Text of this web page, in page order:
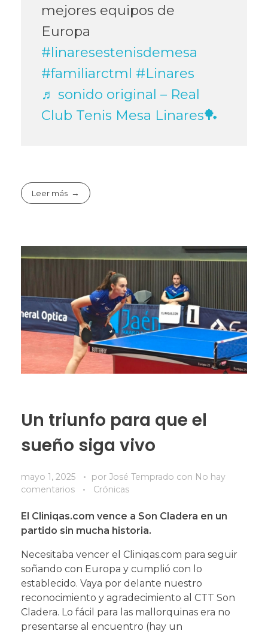
mejores equipos de
Europa
#linaresestenisdemesa
#familiarctml #Linares
♬ sonido original – Real
Club Tenis Mesa Linares🏓
Leer más
Un triunfo para que el
sueño siga vivo
mayo 1, 2025 por José Temprado con No hay
comentarios
Crónicas
El Cliniqas.com vence a Son Cladera en un
partido sin mucha historia.
Necesitaba vencer el Cliniqas.com para seguir
soñando con Europa y cumplió con lo
establecido. Vaya por delante nuestro
reconocimiento y agradecimiento al CTT Son
Cladera. Lo fácil para las mallorquinas era no
presentarse al encuentro (hay un